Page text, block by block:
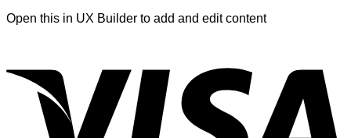
Open this in UX Builder to add and edit content